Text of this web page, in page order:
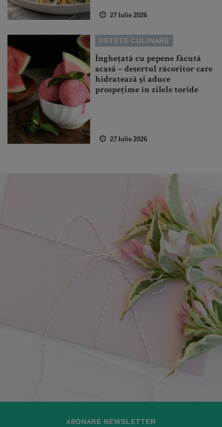
27 Iulie 2026
RETETE CULINARE
Înghețată cu pepene făcută
acasă – desertul răcoritor care
hidratează și aduce
prospețime în zilele toride
27 Iulie 2026
ABONARE NEWSLETTER